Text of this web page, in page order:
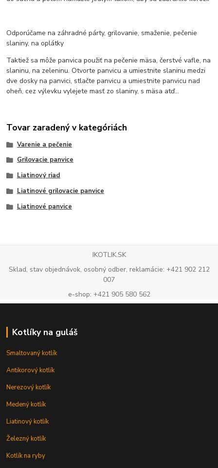
Odporúčame na záhradné párty, grilovanie, smaženie, pečenie
slaniny, na oplátky
Taktiež sa môže panvica použiť na pečenie mäsa, čerstvé vafle, na
slaninu, na zeleninu. Otvorte panvicu a umiestnite slaninu medzi
dve dosky na panvici, stlačte panvicu a umiestnite panvicu nad
oheň, cez výlevku vylejete masť zo slaniny, s mäsa atď...
Tovar zaradený v kategóriách
Varenie a pečenie
Grilovacie panvice
Liatinový riad
Liatinové grilovacie panvice
Liatinové panvice
IKOTLIK.SK
Sklad, stav objednávok, osobný odber, reklamácie: +421 902 212
007
e-shop: +421 905 580 562
Kotlíky na guláš
Smaltovaný kotlík
Antikorový kotlík
Nerezový kotlík
Medený kotlík
Liatinový kotlík
Železný kotlík
Kotlík na ryby